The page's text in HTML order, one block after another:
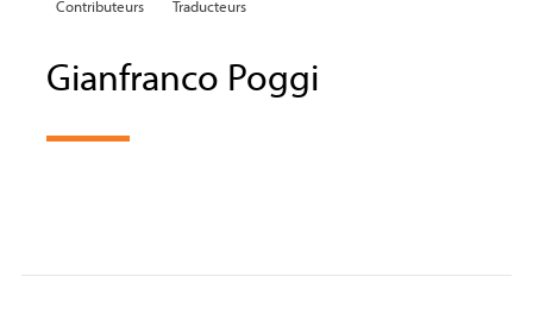
Contributeurs Traducteurs
Gianfranco Poggi